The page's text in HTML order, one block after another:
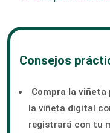
Consejos
Compra la viñeta
la viñeta digital
registrará con tu